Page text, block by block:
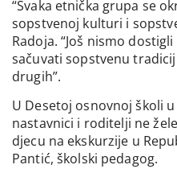
“Svaka etnička grupa se
sopstvenoj kulturi i
Radoja. “Još nismo
sačuvati sopstvenu
drugih”.
U Desetoj osnovnoj školi
nastavnici i roditelji ne
djecu na ekskurzije u
Pantić, školski pedagog.